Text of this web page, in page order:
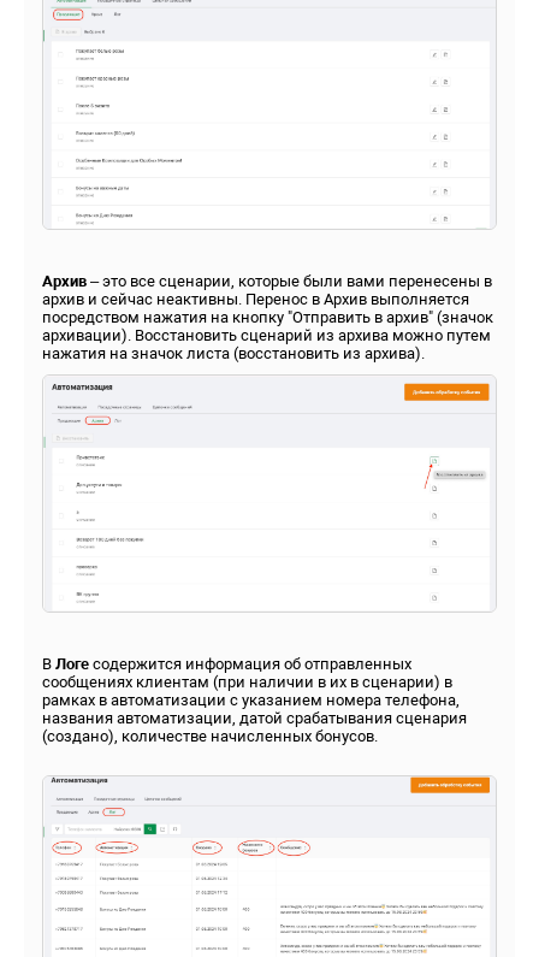
Архив – это все сценарии, которые были вами перенесены в
архив и сейчас неактивны. Перенос в Архив выполняется
посредством нажатия на кнопку "Отправить в архив" (значок
архивации). Восстановить сценарий из архива можно путем
нажатия на значок листа (восстановить из архива).
В Логе содержится информация об отправленных
сообщениях клиентам (при наличии в их в сценарии) в
рамках в автоматизации с указанием номера телефона,
названия автоматизации, датой срабатывания сценария
(создано), количестве начисленных бонусов.